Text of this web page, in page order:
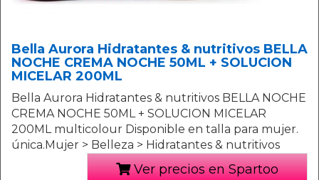
Bella Aurora Hidratantes & nutritivos BELLA
NOCHE CREMA NOCHE 50ML + SOLUCION
MICELAR 200ML
Bella Aurora Hidratantes & nutritivos BELLA NOCHE
CREMA NOCHE 50ML + SOLUCION MICELAR
200ML multicolour Disponible en talla para mujer.
única.Mujer > Belleza > Hidratantes & nutritivos
Ver precios en Spartoo